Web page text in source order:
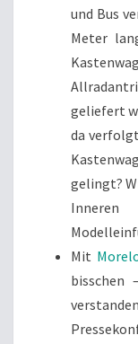
und Bus
Meter
geliefert
da
gelingt?
Mit
bisschen